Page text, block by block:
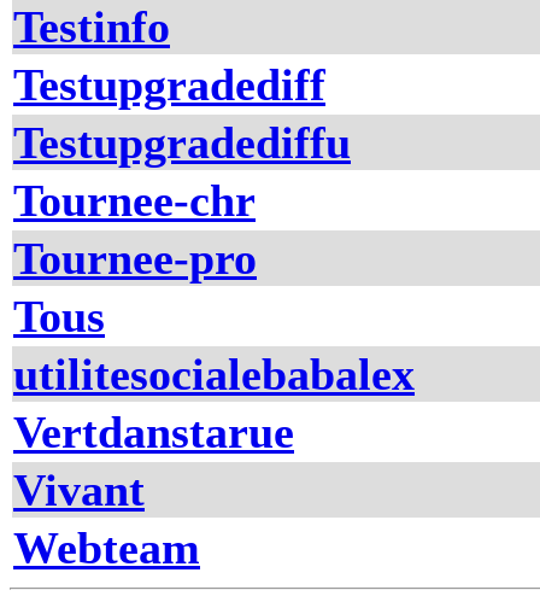
Testinfo
Testupgradediff
Testupgradediffu
Tournee-chr
Tournee-pro
Tous
utilitesocialebabalex
Vertdanstarue
Vivant
Webteam